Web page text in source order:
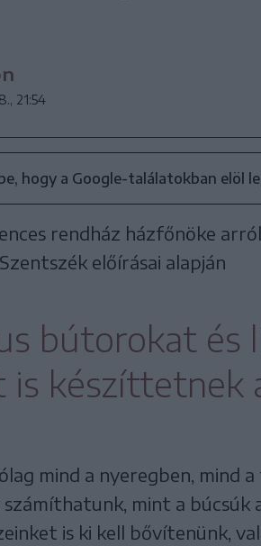
21:54
hogy a Google-találatokban elöl
rendház házfőnöke
előírásai alapján
bútorokat és
is készíttetnek
mind a nyeregben, mind
mint a búcsúk
is ki kell bővítenünk,